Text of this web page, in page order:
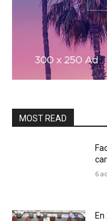
MOST READ
6